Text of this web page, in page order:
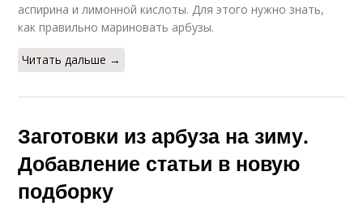
аспирина и лимонной кислоты. Для этого нужно знать,
как правильно мариновать арбузы.
Читать дальше →
Заготовки из арбуза на зиму.
Добавление статьи в новую
подборку